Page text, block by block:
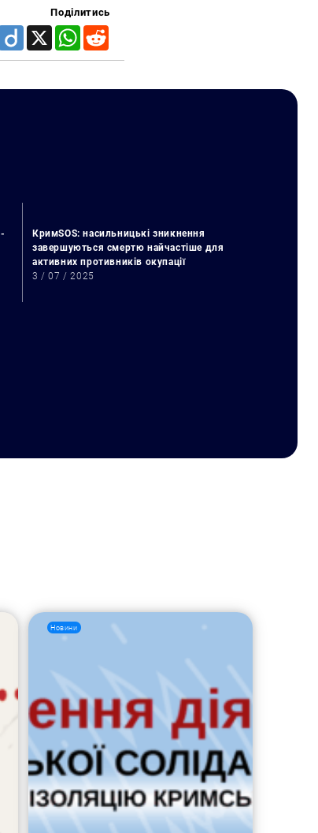
Поділитись
Diigo X WhatsApp
КримSOS: насильницькі зникнення
завершуються смертю найчастіше для
активних противників окупації
3 / 07 / 2025
Новини